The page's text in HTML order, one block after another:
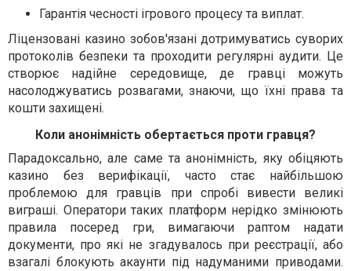
Гарантія чесності ігрового процесу та виплат.
Ліцензовані казино зобов'язані дотримуватись суворих
протоколів безпеки та проходити регулярні аудити. Це
створює надійне середовище, де гравці можуть
насолоджуватись розвагами, знаючи, що їхні права та
кошти захищені.
Коли анонімність обертається проти гравця?
Парадоксально, але саме та анонімність, яку обіцяють
казино без верифікації, часто стає найбільшою
проблемою для гравців при спробі вивести великі
виграші. Оператори таких платформ нерідко змінюють
правила посеред гри, вимагаючи раптом надати
документи, про які не згадувалось при реєстрації, або
взагалі блокують акаунти під надуманими приводами.